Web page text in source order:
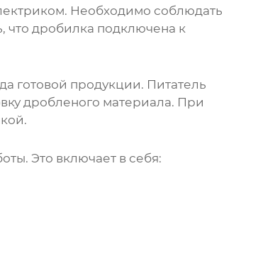
Необходимо соблюдать
что дробилка подключена к
готовой продукции. Питатель
дробленого материала. При
.
Это включает в себя: